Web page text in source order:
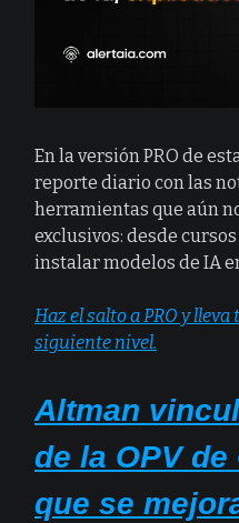
En la versión PRO de
reporte diario con las
herramientas que aún
exclusivos: desde
instalar modelos de IA
Haz el salto a PRO y
siguiente nivel.
Altman
de la OPV de
que se